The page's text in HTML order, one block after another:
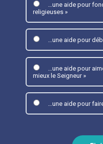
…une aide pour
religieuses »
…une aide pour
…une aide pour
mieux le Seigneur »
…une aide pour